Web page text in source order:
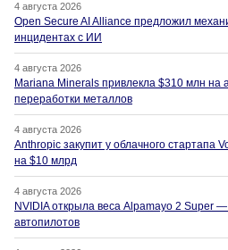
4 августа 2026
Open Secure AI Alliance предложил
инцидентах с ИИ
4 августа 2026
Mariana Minerals привлекла $310 млн на
переработки металлов
4 августа 2026
Anthropic закупит у облачного стартапа
на $10 млрд
4 августа 2026
NVIDIA открыла веса Alpamayo 2 Super
автопилотов